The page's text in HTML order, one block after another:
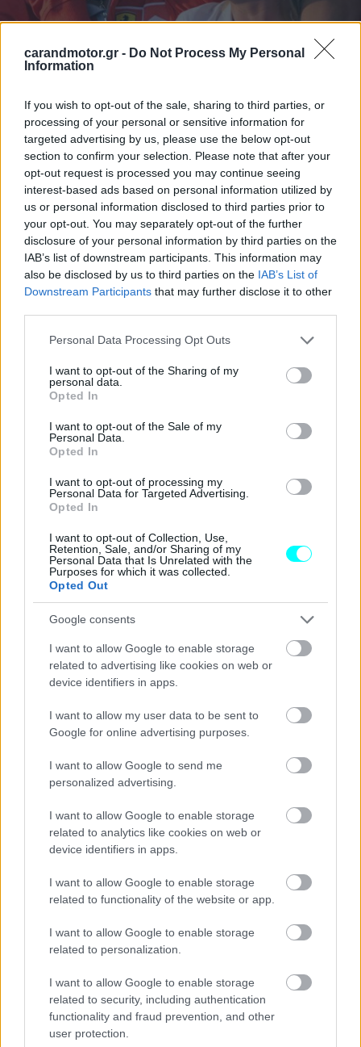
carandmotor.gr - Do Not Process My Personal
Information
If you wish to opt-out of the sale, sharing to third parties, or
processing of your personal or sensitive information for
targeted advertising by us, please use the below opt-out
section to confirm your selection. Please note that after your
opt-out request is processed you may continue seeing
interest-based ads based on personal information utilized by
us or personal information disclosed to third parties prior to
your opt-out. You may separately opt-out of the further
disclosure of your personal information by third parties on the
IAB’s list of downstream participants. This information may
also be disclosed by us to third parties on the IAB’s List of
Downstream Participants that may further disclose it to other
Please note that this website/app uses one or more Google
not limited to your visit or usage behaviour. You may click to
grant or deny consent to Google and its third-party tags to
use your data for below specified purposes in below Google
consent section.
Personal Data Processing Opt Outs
I want to opt-out of the Sharing of my
personal data.
Opted In
I want to opt-out of the Sale of my
Personal Data.
Opted In
I want to opt-out of processing my
Personal Data for Targeted Advertising.
Opted In
I want to opt-out of Collection, Use,
Retention, Sale, and/or Sharing of my
Personal Data that Is Unrelated with the
Purposes for which it was collected.
Opted Out
Google consents
I want to allow Google to enable storage
related to advertising like cookies on web or
device identifiers in apps.
I want to allow my user data to be sent to
Google for online advertising purposes.
I want to allow Google to send me
personalized advertising.
I want to allow Google to enable storage
related to analytics like cookies on web or
device identifiers in apps.
I want to allow Google to enable storage
related to functionality of the website or app.
I want to allow Google to enable storage
related to personalization.
I want to allow Google to enable storage
related to security, including authentication
functionality and fraud prevention, and other
user protection.
Δηλώσεις για τον M. Schumacher έκανε και ο ίδιος ο
Jean Todt, ο οποίος ως γνωστόν αποτελεί τον πιο στενό
φίλο της οικογένειας και ένας από τους
ελάχιστους
ανθρώπους που εξακολουθούν να συναντούν τον
Γερμανό.
«Ο Michael εξακολουθεί να είναι παρών στη ζωή μου και
θα παραμείνει πάντα έτσι, ανεξάρτητα από την κατάσταση
στην οποία βρίσκεται», είχε δηλώσει ο Jean Todt.